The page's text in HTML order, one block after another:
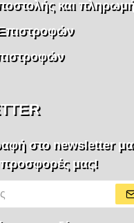
και
Επιστροφών
στο newsletter
προσφορές μας!